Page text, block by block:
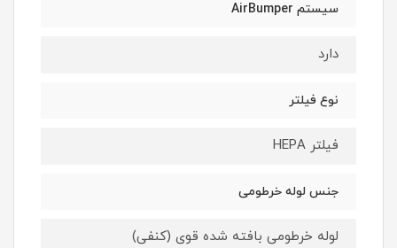
سیستم AirBumper
دارد
نوع فیلتر
فیلتر HEPA
جنس لوله خرطومی
لوله خرطومی بافته شده قوی (کنفی)